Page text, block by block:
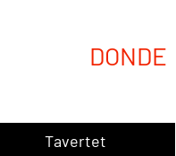
DONDE
Tavertet